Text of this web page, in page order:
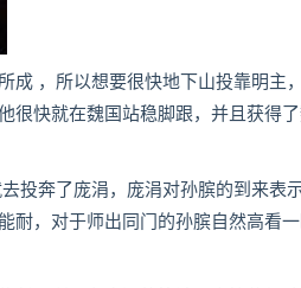
，所以想要很快地下山投靠明主
很快就在魏国站稳脚跟，并且获得了
投奔了庞涓，庞涓对孙膑的到来表
，对于师出同门的孙膑自然高看一